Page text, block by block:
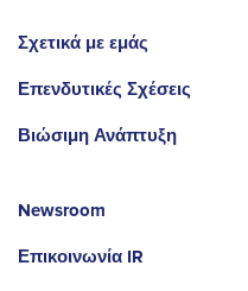
Σχετικά με εμάς
Επενδυτικές Σχέσεις
Βιώσιμη Ανάπτυξη
Newsroom
Επικοινωνία IR